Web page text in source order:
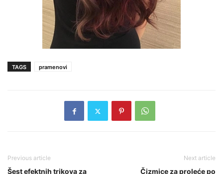
TAGS pramenovi
Previous article
Šest efektnih trikova za
Next article
Čizmice za proleće po